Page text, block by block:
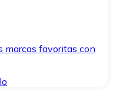
marcas favoritas con